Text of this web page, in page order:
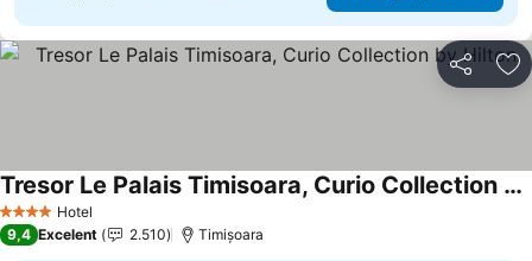
Distribuiți
4 Stele Hotel
Tresor Le Palais Timisoara, Curio Collection by Hilton
9,4 Excelent 2.510 Timișoara